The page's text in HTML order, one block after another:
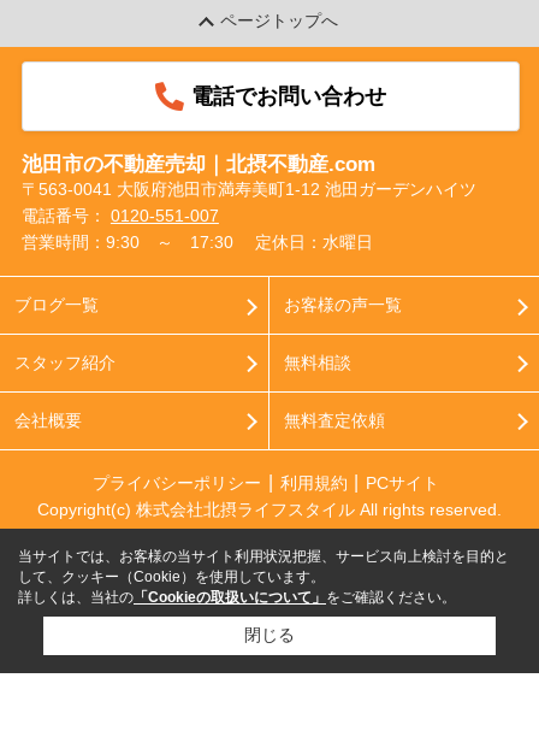
ページトップへ
電話でお問い合わせ
池田市の不動産売却｜北摂不動産.com
〒563-0041 大阪府池田市満寿美町1-12 池田ガーデンハイツ
電話番号： 0120-551-007
営業時間：9:30 ～ 17:30
定休日：水曜日
ブログ一覧
スタッフ紹介
会社概要
お客様の声一覧
無料相談
無料査定依頼
プライバシーポリシー 利用規約
PCサイト
Copyright(c) 株式会社北摂ライフスタイル All rights reserved.
当サイトでは、お客様の当サイト利用状況把握、サービス向上検討を目的と
して、クッキー（Cookie）を使用しています。
詳しくは、当社の 「Cookieの取扱いについて」 をご確認ください。
閉じる